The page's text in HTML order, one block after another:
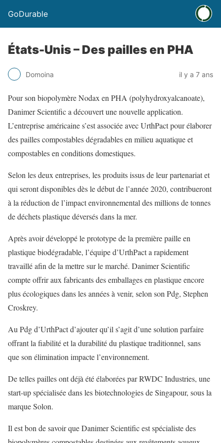
GoDurable
États-Unis – Des pailles en PHA
Domoina il y a 7 ans
Pour son biopolymère Nodax en PHA (polyhydroxyalcanoate),
Danimer Scientific a découvert une nouvelle application.
L’entreprise américaine s’est associée avec UrthPact pour élaborer
des pailles compostables dégradables en milieu aquatique et
compostables en conditions domestiques.
Selon les deux entreprises, les produits issus de leur partenariat et
qui seront disponibles dès le début de l’année 2020, contribueront
à la réduction de l’impact environnemental des millions de tonnes
de déchets plastique déversés dans la mer.
Après avoir développé le prototype de la première paille en
plastique biodégradable, l’équipe d’UrthPact a rapidement
travaillé afin de la mettre sur le marché. Danimer Scientific
compte offrir aux fabricants des emballages en plastique encore
plus écologiques dans les années à venir, selon son Pdg, Stephen
Croskrey.
Au Pdg d’UrthPact d’ajouter qu’il s’agit d’une solution parfaire
offrant la fiabilité et la durabilité du plastique traditionnel, sans
que son élimination impacte l’environnement.
De telles pailles ont déjà été élaborées par RWDC Industries, une
start-up spécialisée dans les biotechnologies de Singapour, sous la
marque Solon.
Il est bon de savoir que Danimer Scientific est spécialiste des